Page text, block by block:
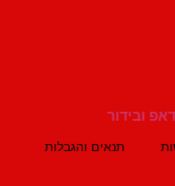
תנאים והגבלות